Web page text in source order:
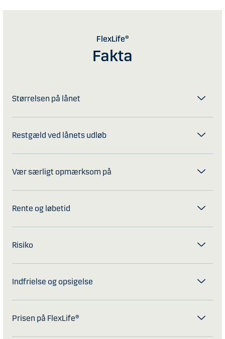
FlexLife®
Fakta
Størrelsen på lånet
Restgæld ved lånets udløb
Vær særligt opmærksom på
Rente og løbetid
Risiko
Indfrielse og opsigelse
Prisen på FlexLife®